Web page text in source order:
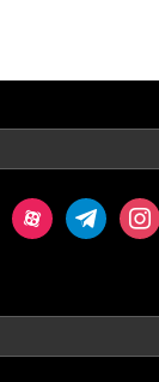
instagram
telegram
aparat